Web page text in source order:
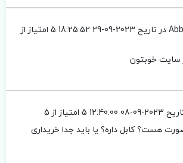
در تاریح 2023-09-29 18:25:52
5 امتیاز از
سایت خوبتون
08 12:40:00
5 امتیاز از 5
هست؟ کابل داره؟ یا باید جدا خریداری